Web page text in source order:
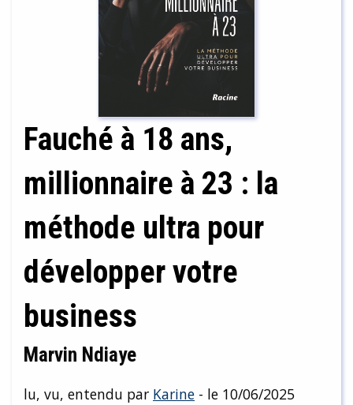
Fauché à 18 ans,
millionnaire à 23 : la
méthode ultra pour
développer votre
business
Marvin Ndiaye
lu, vu, entendu par Karine - le 10/06/2025